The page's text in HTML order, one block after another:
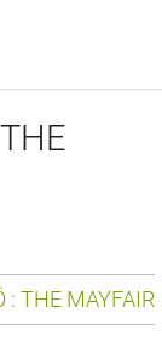
: THE MAYFAIR